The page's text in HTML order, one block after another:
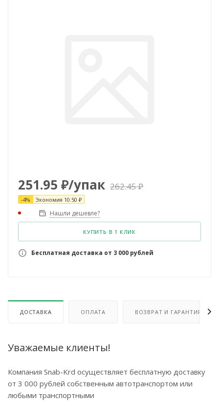
251.95 ₽/упак 262.45₽
-4% Экономия 10.50 ₽
Нашли дешевле?
КУПИТЬ В 1 КЛИК
Бесплатная доставка от 3 000 рублей
ДОСТАВКА ОПЛАТА ВОЗВРАТ И ГАРАНТИЯ
Уважаемые клиенты!
Компания Snab-Krd осуществляет бесплатную доставку
от 3 000 рублей собственным автотранспортом или
любыми транспортными